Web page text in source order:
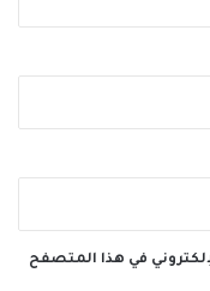
في هذا المتصفح